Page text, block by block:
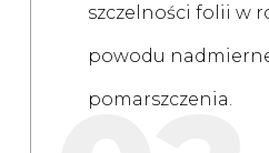
szczelności folii w
powodu
pomarszczenia.